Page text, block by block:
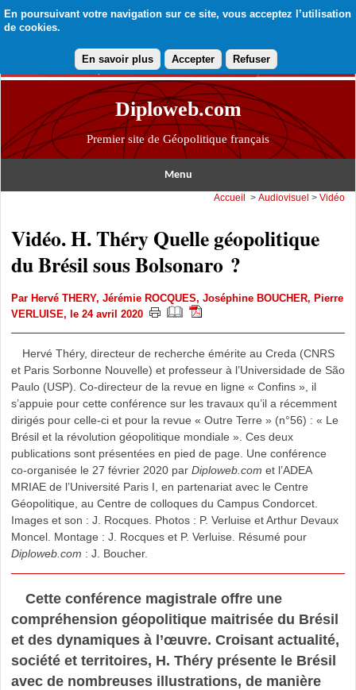
En poursuivant votre navigation sur ce site, vous acceptez l’utilisation
de cookies.
En savoir plus Accepter Refuser
Diploweb.com
Premier site de Géopolitique français
Menu
Accueil >Audiovisuel >Vidéo
Vidéo. H. Théry Quelle géopolitique
du Brésil sous Bolsonaro ?
Par Hervé THERY, Jérémie ROCQUES, Joséphine BOUCHER, Pierre
VERLUISE, le 24 avril 2020
Hervé Théry, directeur de recherche émérite au Creda (CNRS
et Paris Sorbonne Nouvelle) et professeur à l’Universidade de São
Paulo (USP). Co-directeur de la revue en ligne « Confins », il
s’appuie pour cette conférence sur les travaux qu’il a récemment
dirigés pour celle-ci et pour la revue « Outre Terre » (n°56) : « Le
Brésil et la révolution géopolitique mondiale ». Ces deux
publications sont présentées en pied de page. Une conférence
co-organisée le 27 février 2020 par Diploweb.com et l’ADEA
MRIAE de l’Université Paris I, en partenariat avec le Centre
Géopolitique, au Centre de colloques du Campus Condorcet.
Images et son : J. Rocques. Photos : P. Verluise et Arthur Devaux
Moncel. Montage : J. Rocques et P. Verluise. Résumé pour
Diploweb.com : J. Boucher.
Cette conférence magistrale offre une
compréhension géopolitique maitrisée du Brésil
et des dynamiques à l’œuvre. Croisant actualité,
société et territoires, H. Théry présente le Brésil
avec de nombreuses illustrations, de manière